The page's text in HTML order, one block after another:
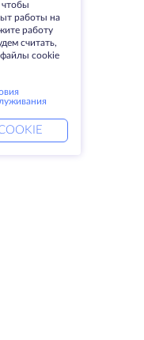
работы на
работу
считать,
файлы cookie